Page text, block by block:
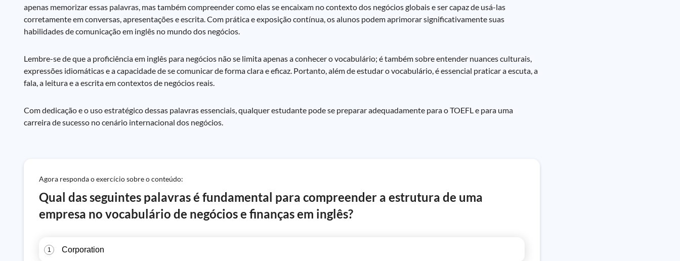
apenas memorizar essas palavras, mas também compreender como elas se encaixam no contexto dos negócios globais e ser capaz de usá-las
corretamente em conversas, apresentações e escrita. Com prática e exposição contínua, os alunos podem aprimorar significativamente suas
habilidades de comunicação em inglês no mundo dos negócios.
Lembre-se de que a proficiência em inglês para negócios não se limita apenas a conhecer o vocabulário; é também sobre entender nuances culturais,
expressões idiomáticas e a capacidade de se comunicar de forma clara e eficaz. Portanto, além de estudar o vocabulário, é essencial praticar a escuta, a
fala, a leitura e a escrita em contextos de negócios reais.
Com dedicação e o uso estratégico dessas palavras essenciais, qualquer estudante pode se preparar adequadamente para o TOEFL e para uma
carreira de sucesso no cenário internacional dos negócios.
Agora responda o exercício sobre o conteúdo:
Qual das seguintes palavras é fundamental para compreender a estrutura de uma
empresa no vocabulário de negócios e finanças em inglês?
1 Corporation